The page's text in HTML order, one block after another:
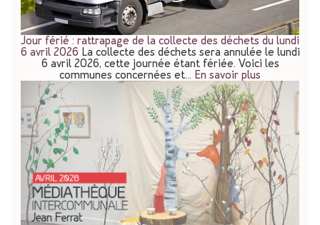
Jour férié : rattrapage de la collecte des déchets du lundi
6 avril 2026 La collecte des déchets sera annulée le lundi
6 avril 2026, cette journée étant fériée. Voici les
communes concernées et… En savoir plus